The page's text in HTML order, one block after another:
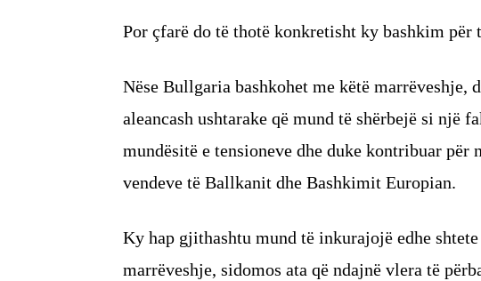
Por çfarë do të thotë konkretisht ky bashkim për
Nëse Bullgaria bashkohet me këtë
aleancash ushtarake që mund të shërbejë si një
mundësitë e tensioneve dhe duke kontribuar për
vendeve të Ballkanit dhe Bashkimit Europian.
Ky hap gjithashtu mund të inkurajojë edhe
marrëveshje, sidomos ata që ndajnë vlera të